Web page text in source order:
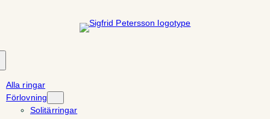
Alla ringar
Förlovning
Solitärringar